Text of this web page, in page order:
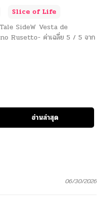
Slice of Life
SideW Vesta de
Rusetto- ค่าเฉลี่ย 5 / 5 จาก
อ่านล่าสุด
06/30/2026